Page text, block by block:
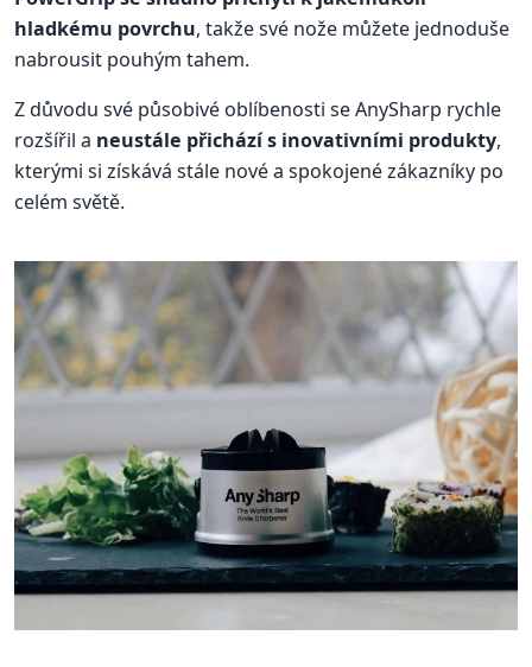
hladkému povrchu, takže své nože můžete jednoduše
nabrousit pouhým tahem.
Z důvodu své působivé oblíbenosti se AnySharp rychle
rozšířil a neustále přichází s inovativními produkty,
kterými si získává stále nové a spokojené zákazníky po
celém světě.